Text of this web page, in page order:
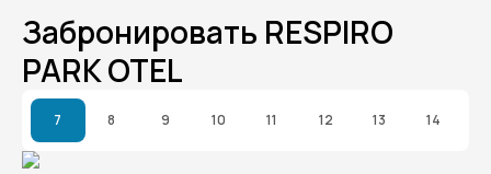
Забронировать RESPIRO
PARK OTEL
7 8 9 10 11 12 13 14